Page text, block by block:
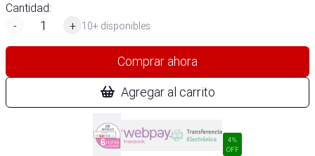
Cantidad:
-
+ 10+ disponibles
Comprar ahora
Agregar al carrito
4%
OFF